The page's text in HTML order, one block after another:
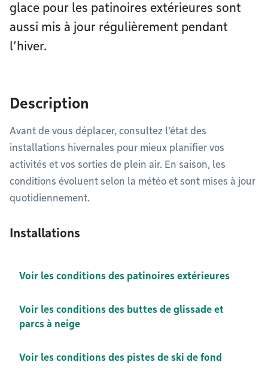
glace pour les patinoires extérieures sont
aussi mis à jour régulièrement pendant
l’hiver.
Description
Avant de vous déplacer, consultez l’état des
installations hivernales pour mieux planifier vos
activités et vos sorties de plein air. En saison, les
conditions évoluent selon la météo et sont mises à jour
quotidiennement.
Installations
Voir les conditions des patinoires extérieures
Voir les conditions des buttes de glissade et
parcs à neige
Voir les conditions des pistes de ski de fond